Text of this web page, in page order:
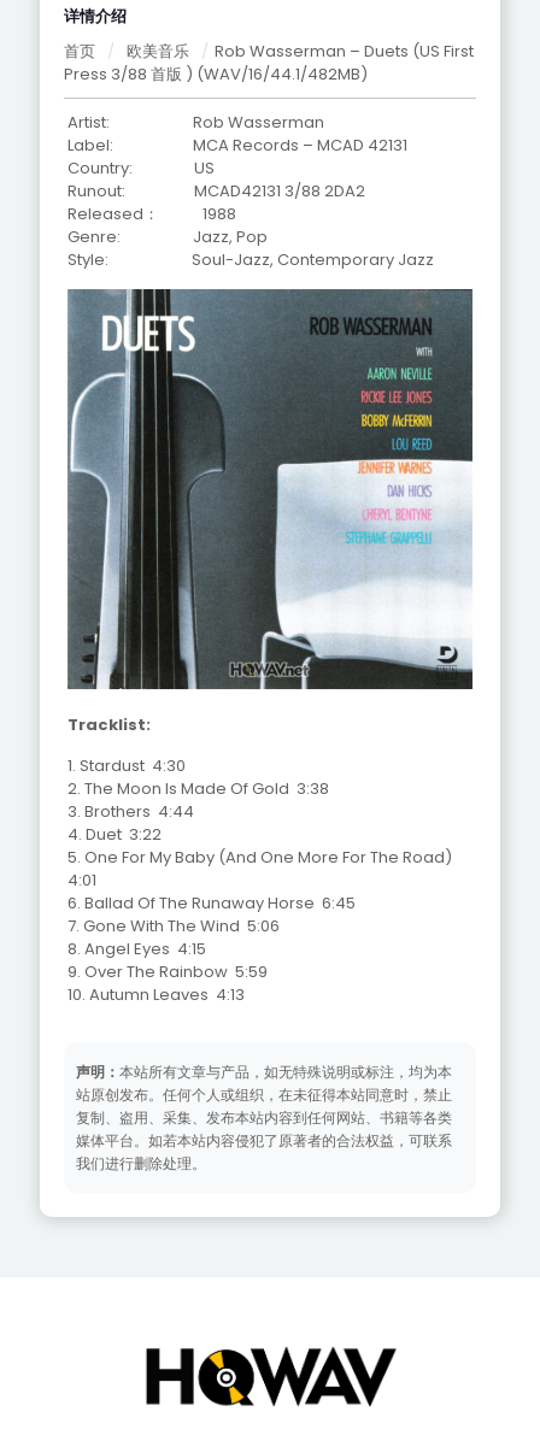
详情介绍
首页
/ 欧美音乐 / Rob Wasserman – Duets (US First
Press 3/88 首版 ) (WAV/16/44.1/482MB)
Artist: Rob Wasserman
Label: MCA Records – MCAD 42131
Country: US
Runout:MCAD42131 3/88 2DA2
Released： 1988
Genre: Jazz, Pop
Style: Soul-Jazz, Contemporary Jazz
Tracklist:
1. Stardust 4:30
2. The Moon Is Made Of Gold 3:38
3. Brothers 4:44
4. Duet 3:22
5. One For My Baby (And One More For The Road)
4:01
6. Ballad Of The Runaway Horse 6:45
7. Gone With The Wind 5:06
8. Angel Eyes 4:15
9. Over The Rainbow 5:59
10. Autumn Leaves 4:13
声明： 本站所有文章与产品，如无特殊说明或标注，均为本
站原创发布。任何个人或组织，在未征得本站同意时，禁止
复制、盗用、采集、发布本站内容到任何网站、书籍等各类
媒体平台。如若本站内容侵犯了原著者的合法权益，可联系
我们进行删除处理。